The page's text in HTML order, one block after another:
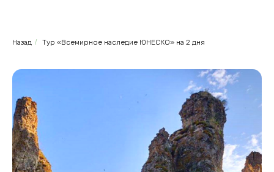
Назад / Тур «Всемирное наследие ЮНЕСКО» на 2 дня